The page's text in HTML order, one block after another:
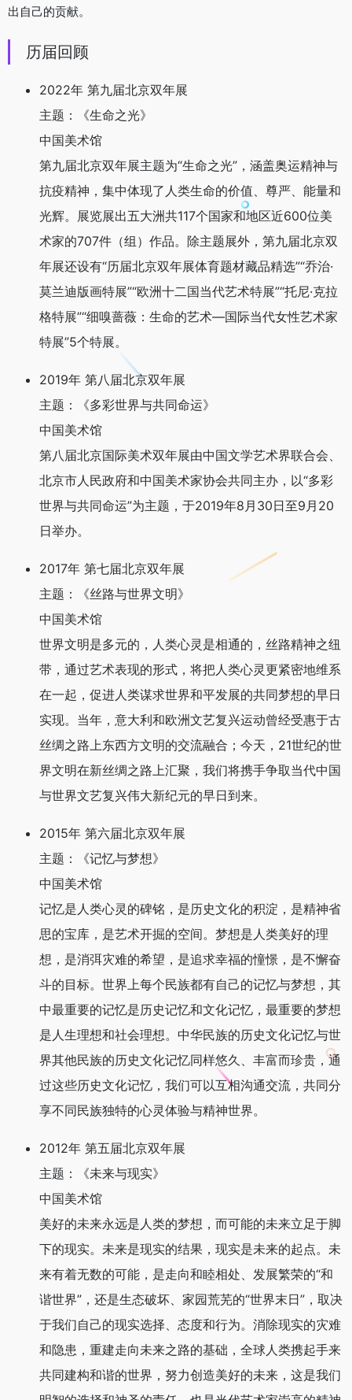
出自己的贡献。
历届回顾
2022年 第九届北京双年展
主题：《生命之光》
中国美术馆
第九届北京双年展主题为“生命之光”，涵盖奥运精神与
抗疫精神，集中体现了人类生命的价值、尊严、能量和
光辉。展览展出五大洲共117个国家和地区近600位美
术家的707件（组）作品。除主题展外，第九届北京双
年展还设有“历届北京双年展体育题材藏品精选”“乔治·
莫兰迪版画特展”“欧洲十二国当代艺术特展”“托尼·克拉
格特展”“细嗅蔷薇：生命的艺术—国际当代女性艺术家
特展”5个特展。
2019年 第八届北京双年展
主题：《多彩世界与共同命运》
中国美术馆
第八届北京国际美术双年展由中国文学艺术界联合会、
北京市人民政府和中国美术家协会共同主办，以“多彩
世界与共同命运”为主题，于2019年8月30日至9月20
日举办。
2017年 第七届北京双年展
主题：《丝路与世界文明》
中国美术馆
世界文明是多元的，人类心灵是相通的，丝路精神之纽
带，通过艺术表现的形式，将把人类心灵更紧密地维系
在一起，促进人类谋求世界和平发展的共同梦想的早日
实现。当年，意大利和欧洲文艺复兴运动曾经受惠于古
丝绸之路上东西方文明的交流融合；今天，21世纪的世
界文明在新丝绸之路上汇聚，我们将携手争取当代中国
与世界文艺复兴伟大新纪元的早日到来。
2015年 第六届北京双年展
主题：《记忆与梦想》
中国美术馆
记忆是人类心灵的碑铭，是历史文化的积淀，是精神省
思的宝库，是艺术开掘的空间。梦想是人类美好的理
想，是消弭灾难的希望，是追求幸福的憧憬，是不懈奋
斗的目标。世界上每个民族都有自己的记忆与梦想，其
中最重要的记忆是历史记忆和文化记忆，最重要的梦想
是人生理想和社会理想。中华民族的历史文化记忆与世
界其他民族的历史文化记忆同样悠久、丰富而珍贵，通
过这些历史文化记忆，我们可以互相沟通交流，共同分
享不同民族独特的心灵体验与精神世界。
2012年 第五届北京双年展
主题：《未来与现实》
中国美术馆
美好的未来永远是人类的梦想，而可能的未来立足于脚
下的现实。未来是现实的结果，现实是未来的起点。未
来有着无数的可能，是走向和睦相处、发展繁荣的“和
谐世界”，还是生态破坏、家园荒芜的“世界末日”，取决
于我们自己的现实选择、态度和行为。消除现实的灾难
和隐患，重建走向未来之路的基础，全球人类携起手来
共同建构和谐的世界，努力创造美好的未来，这是我们